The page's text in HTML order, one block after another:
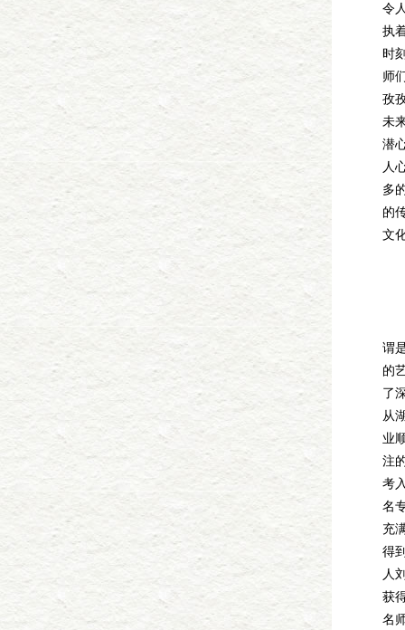
令
执
时
师
孜
未
潜
人
多
的
文
谓
的
了
从
业
注
考
名
充
得
人
获
名